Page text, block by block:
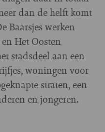
dan de helft komt
Baarsjes werken
Het Oosten
stadsdeel aan een
woningen voor
straten, een
en jongeren.